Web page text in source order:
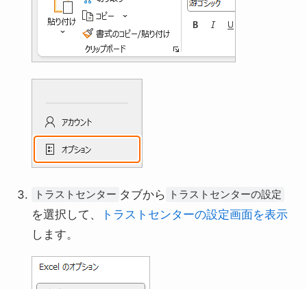
トラストセンター タブから トラストセンターの設定
を選択して、
トラストセンターの設定画面を表示
します。